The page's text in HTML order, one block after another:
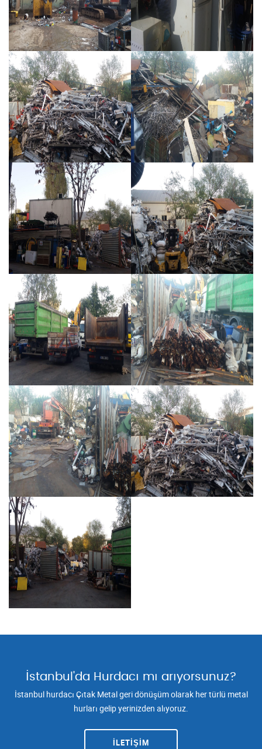
İstanbul'da Hurdacı mı arıyorsunuz?
İstanbul hurdacı Çıtak Metal geri dönüşüm olarak her türlü metal
hurları gelip yerinizden alıyoruz.
İLETİŞİM